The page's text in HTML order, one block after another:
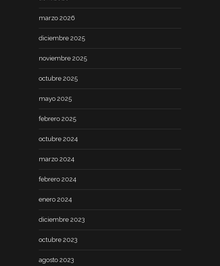
marzo 2026
diciembre 2025
noviembre 2025
octubre 2025
mayo 2025
febrero 2025
octubre 2024
marzo 2024
febrero 2024
enero 2024
diciembre 2023
octubre 2023
agosto 2023